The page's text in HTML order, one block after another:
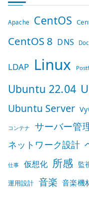
Apache CentOS
CentOS 8 DNS
LDAP Linux
Ubuntu 22.04
Ubuntu Server
コンテナ サーバー管
ネットワーク設計
仕事 仮想化 所感 監
運用設計 音楽 音楽機